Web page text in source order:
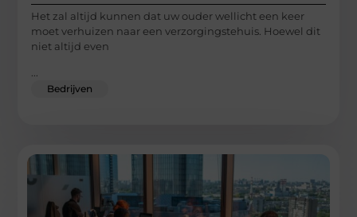
Het zal altijd kunnen dat uw ouder wellicht een keer
moet verhuizen naar een verzorgingstehuis. Hoewel dit
niet altijd even
...
Bedrijven